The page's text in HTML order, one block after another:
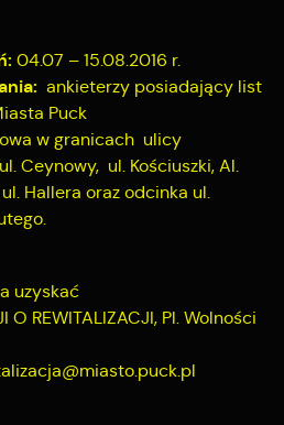
04.07 – 15.08.2016 r.
ankieterzy posiadający list
Puck
w granicach ulicy
Ceynowy, ul. Kościuszki, Al.
Hallera oraz odcinka ul.
uzyskać
O REWITALIZACJI, Pl. Wolności